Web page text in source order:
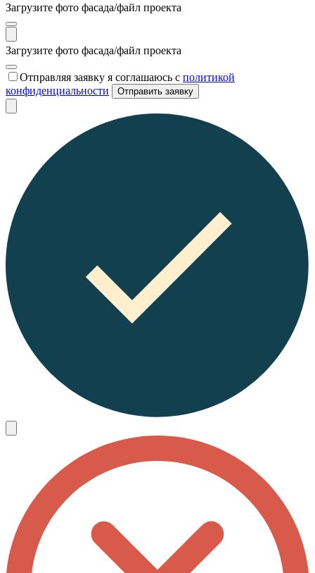
Загрузите фото фасада/файл проекта
Загрузите фото фасада/файл проекта
Отправляя заявку я соглашаюсь с политикой
конфиденциальности
Отправить заявку